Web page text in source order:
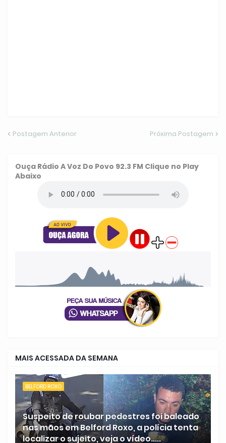
Postagem Anterior Próxima Postagem
Ouça Rádio A Voz Do Povo 92.3 FM Clique no Play
Abaixo
MAIS ACESSADA DA SEMANA
BELFORD ROXO
Suspeito de roubar pedestres foi baleado
nas mãos em Belford Roxo, a polícia tenta
localizar o sujeito, veja o vídeo.....